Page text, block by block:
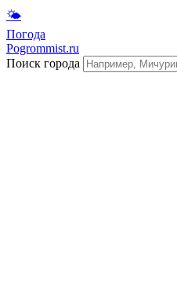
🌤
Погода
Pogrommist.ru
Поиск города